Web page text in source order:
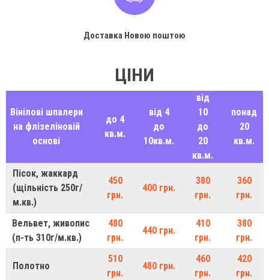
Доставка Новою поштою
ЦІНИ
Вінілові шпалери
на флізеліновій
основі
до 4
кв.м.
від 4
до
10кв.м.
від
10
до
20
кв.м.
понад
20
кв.м.
Пісок, жаккард
(щільність 250г/
м.кв.)
450
грн.
400 грн.
380
грн.
360
грн.
Вельвет, живопис
(п-ть 310г/м.кв.)
480
грн.
440 грн.
410
грн.
380
грн.
Полотно
510
грн.
480 грн.
460
грн.
420
грн.